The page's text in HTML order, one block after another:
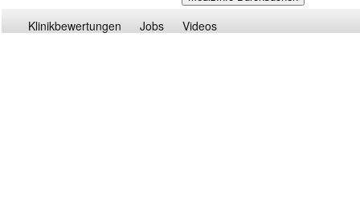
Klinikbewertungen Jobs Videos